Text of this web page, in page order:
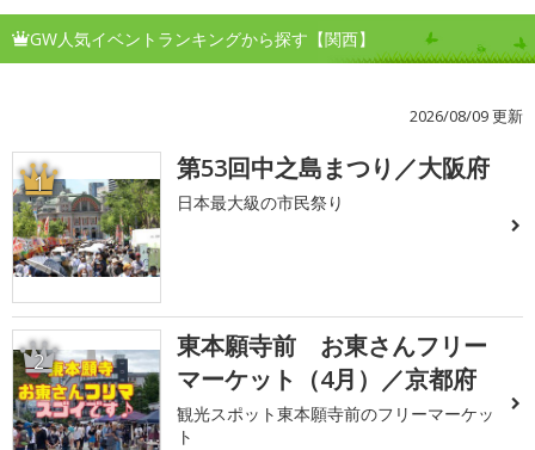
GW人気イベントランキングから探す【関西】
2026/08/09 更新
1 第53回中之島まつり／大阪府
日本最大級の市民祭り
2
東本願寺前 お東さんフリー
マーケット（4月）／京都府
観光スポット東本願寺前のフリーマーケッ
ト